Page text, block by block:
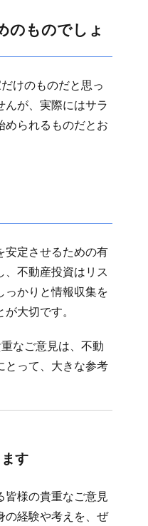
のものでしょ
けのものだと思っ
んが、実際にはサラ
められるものだとお
安定させるための有
、不動産投資はリス
っかりと情報収集を
大切です。
なご意見は、不動
とって、大きな参考
す
皆様の貴重なご意見
の経験や考えを、ぜ